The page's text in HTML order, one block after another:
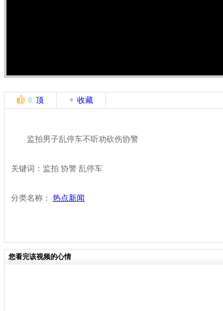
0 顶 收藏
监拍男子乱停车不听劝砍伤协警
关键词：监拍 协警 乱停车
分类名称： 热点新闻
您看完该视频的心情